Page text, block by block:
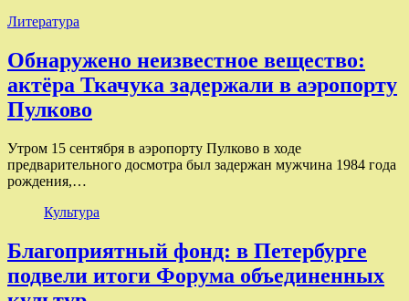
Литература
Обнаружено неизвестное вещество:
актёра Ткачука задержали в аэропорту
Пулково
Утром 15 сентября в аэропорту Пулково в ходе
предварительного досмотра был задержан мужчина 1984 года
рождения,…
Культура
Благоприятный фонд: в Петербурге
подвели итоги Форума объединенных